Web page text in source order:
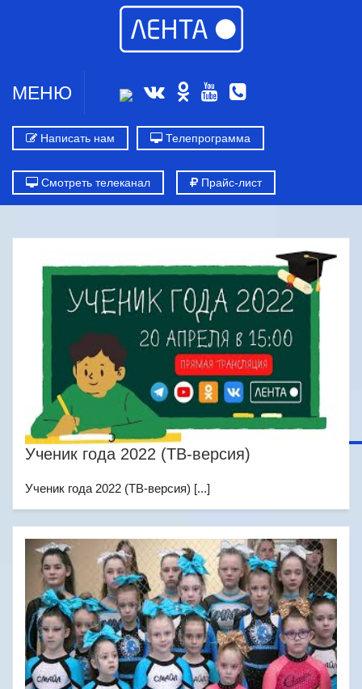
МЕНЮ
Написать нам Телепрограмма
Смотреть телеканал Прайс-лист
Ученик года 2022 (ТВ-версия)
Ученик года 2022 (ТВ-версия) [...]